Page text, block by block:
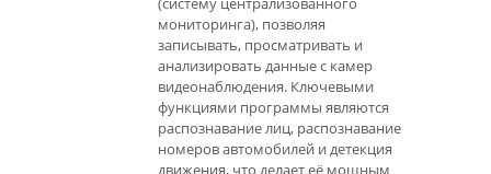
мониторинга), позволяя
записывать, просматривать и
анализировать данные с камер
видеонаблюдения. Ключевыми
функциями программы являются
распознавание лиц, распознавание
номеров автомобилей и детекция
движения, что делает её мощным